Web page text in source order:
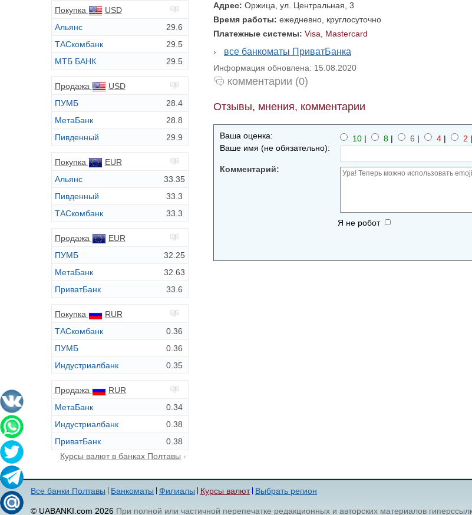
Покупка
USD
Альянс
29.6
ТАСкомбанк
29.5
МТБ БАНК
29.5
Продажа
USD
ПУМБ
28.4
МетаБанк
28.8
Пивденный
29.9
Покупка
EUR
Альянс
33.35
Пивденный
33.3
ТАСкомбанк
33.3
Продажа
EUR
ПУМБ
32.25
МетаБанк
32.63
ПриватБанк
33.6
Покупка
RUR
ТАСкомбанк
0.36
ПУМБ
0.36
Индустриалбанк
0.35
Продажа
RUR
МетаБанк
0.34
Индустриалбанк
0.38
ПриватБанк
0.38
Курсы валют в банках Полтавы
Адрес: Оржица, ул. Центральная, 3
Время работы: ежедневно, круглосуточно
Платежные системы: Visa, Mastercard
все банкоматы ПриватБанка
Информация обновлена: 15.08.2020
комментарии (0)
Отзывы, мнения, комментарии
Ваша оценка: 10 | 8 | 6 | 4 | 2 |
Ваше имя (не обязательно):
Комментарий:
Я не робот
Все банки Полтавы Банкоматы Филиалы Курсы валют Выбрать регион
© UABANKI.com 2026 При полной или частичной перепечатке редакционных и авторских материалов